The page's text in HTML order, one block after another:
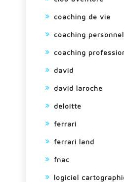
coaching de vie
coaching personnel
coaching
david
david laroche
deloitte
ferrari
ferrari land
fnac
logiciel